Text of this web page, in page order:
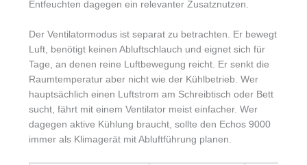
Entfeuchten dagegen ein relevanter Zusatznutzen.
Der Ventilatormodus ist separat zu betrachten. Er bewegt
Luft, benötigt keinen Abluftschlauch und eignet sich für
Tage, an denen reine Luftbewegung reicht. Er senkt die
Raumtemperatur aber nicht wie der Kühlbetrieb. Wer
hauptsächlich einen Luftstrom am Schreibtisch oder Bett
sucht, fährt mit einem Ventilator meist einfacher. Wer
dagegen aktive Kühlung braucht, sollte den Echos 9000
immer als Klimagerät mit Abluftführung planen.